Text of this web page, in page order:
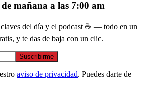
mañana a las 7:00 am
del día y el podcast ☕ — todo en un
y te das de baja con un clic.
Suscribirme
aviso de privacidad. Puedes darte de